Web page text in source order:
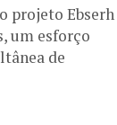
projeto Ebserh
um esforço
de